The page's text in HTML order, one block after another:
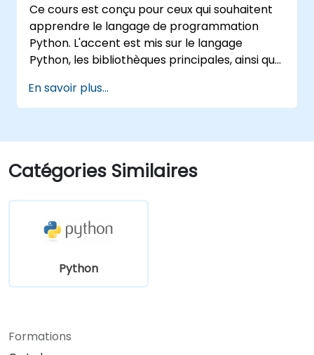
Ce cours est conçu pour ceux qui souhaitent
apprendre le langage de programmation
Python. L'accent est mis sur le langage
Python, les bibliothèques principales, ainsi que
utiles et les meilleures développées par la
communauté Python. Python est utilisé par
entier – c'est l'un des langages de
programmation les plus populaires.
En savoir plus...
Catégories Similaires
Python
Formations